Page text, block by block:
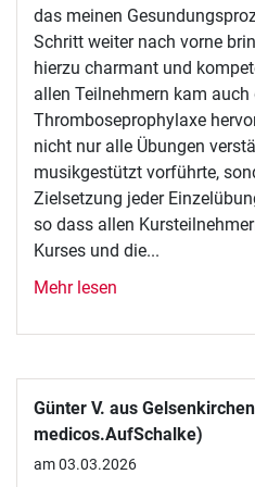
das meinen
Schritt weiter nach vorne
hierzu charmant und
allen Teilnehmern kam
Thromboseprophylaxe
nicht nur alle Übungen
musikgestützt vorführte,
Zielsetzung jeder
so dass allen
Kurses und die...
Mehr lesen
Günter V. aus
medicos.AufSchalke)
am 03.03.2026